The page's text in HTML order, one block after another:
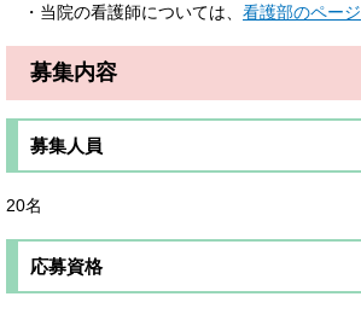
・当院の看護師については、 看護部のページ
募集内容
募集人員
20名
応募資格